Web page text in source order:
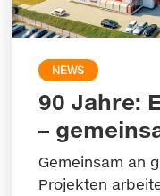
NEWS
90 Jahre:
–
Gemeinsam an
Projekten